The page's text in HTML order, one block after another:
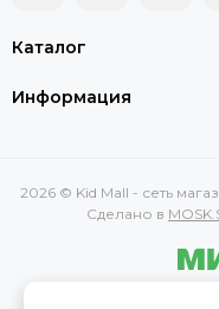
Каталог
Информация
2026 © Kid Mall - сеть
Сделано в